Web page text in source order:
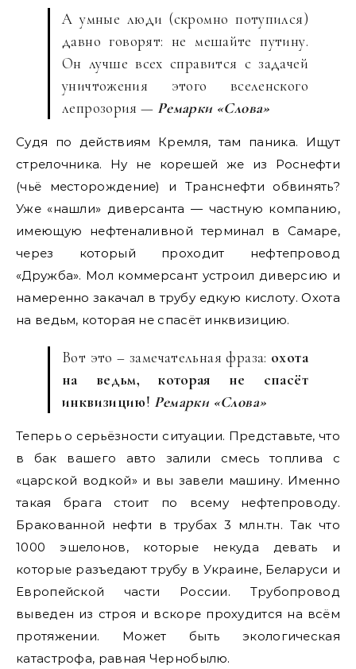
А умные люди (скромно потупился)
давно говорят: не мешайте путину.
Он лучше всех справится с задачей
уничтожения этого вселенского
лепрозория — Ремарки «Слова»
Судя по действиям Кремля, там паника. Ищут
стрелочника. Ну не корешей же из Роснефти
(чьё месторождение) и Транснефти обвинять?
Уже «нашли» диверсанта — частную компанию,
имеющую нефтеналивной терминал в Самаре,
через который проходит нефтепровод
«Дружба». Мол коммерсант устроил диверсию и
намеренно закачал в трубу едкую кислоту. Охота
на ведьм, которая не спасёт инквизицию.
Вот это – замечательная фраза: охота
на ведьм, которая не спасёт
инквизицию! Ремарки «Слова»
Теперь о серьёзности ситуации. Представьте, что
в бак вашего авто залили смесь топлива с
«царской водкой» и вы завели машину. Именно
такая брага стоит по всему нефтепроводу.
Бракованной нефти в трубах 3 млн.тн. Так что
1000 эшелонов, которые некуда девать и
которые разъедают трубу в Украине, Беларуси и
Европейской части России. Трубопровод
выведен из строя и вскоре прохудится на всём
протяжении. Может быть экологическая
катастрофа, равная Чернобылю.